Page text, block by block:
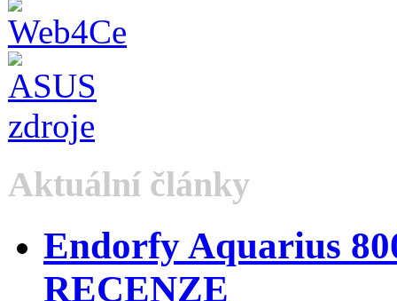
Aktuální články
Endorfy Aquarius
RECENZE